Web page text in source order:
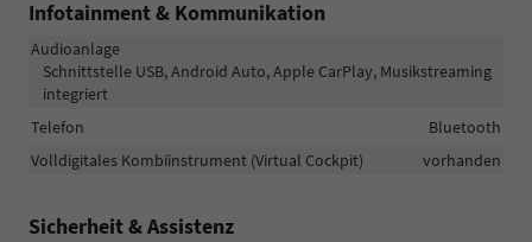
Infotainment & Kommunikation
Audioanlage
Schnittstelle USB, Android Auto, Apple CarPlay, Musikstreaming
integriert
Telefon
Bluetooth
Volldigitales Kombiinstrument (Virtual Cockpit)
vorhanden
Sicherheit & Assistenz